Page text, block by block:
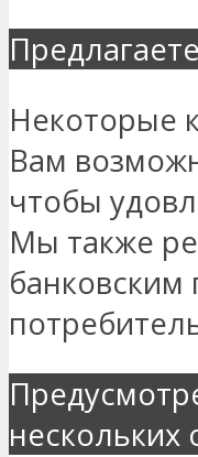
Некоторые
Вам
чтобы
Мы также
банковским
нескольких